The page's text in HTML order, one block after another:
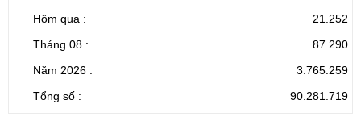
Hôm qua :
21.252
Tháng 08 :
87.290
Năm 2026 :
3.765.259
Tổng số :
90.281.719